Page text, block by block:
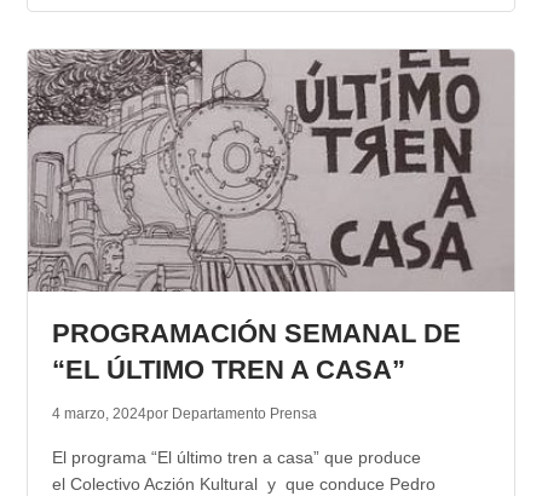
PROGRAMACIÓN SEMANAL DE
“EL ÚLTIMO TREN A CASA”
4 marzo, 2024por Departamento Prensa
El programa “El último tren a casa” que produce
el Colectivo Aczión Kultural y que conduce Pedro